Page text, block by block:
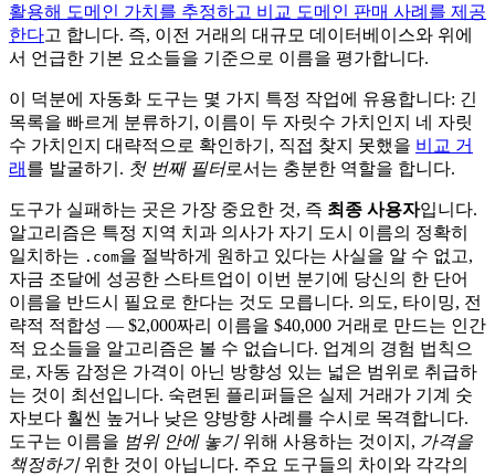
활용해 도메인 가치를 추정하고 비교 도메인 판매 사례를 제공
한다고 합니다. 즉, 이전 거래의 대규모 데이터베이스와 위에
서 언급한 기본 요소들을 기준으로 이름을 평가합니다.
이 덕분에 자동화 도구는 몇 가지 특정 작업에 유용합니다: 긴
목록을 빠르게 분류하기, 이름이 두 자릿수 가치인지 네 자릿
수 가치인지 대략적으로 확인하기, 직접 찾지 못했을 비교 거
래 를 발굴하기. 첫 번째 필터로서는 충분한 역할을 합니다.
도구가 실패하는 곳은 가장 중요한 것, 즉 최종 사용자입니다.
알고리즘은 특정 지역 치과 의사가 자기 도시 이름의 정확히
일치하는 .com을 절박하게 원하고 있다는 사실을 알 수 없고,
자금 조달에 성공한 스타트업이 이번 분기에 당신의 한 단어
이름을 반드시 필요로 한다는 것도 모릅니다. 의도, 타이밍, 전
략적 적합성 — $2,000짜리 이름을 $40,000 거래로 만드는 인간
적 요소들을 알고리즘은 볼 수 없습니다. 업계의 경험 법칙으
로, 자동 감정은 가격이 아닌 방향성 있는 넓은 범위로 취급하
는 것이 최선입니다. 숙련된 플리퍼들은 실제 거래가 기계 숫
자보다 훨씬 높거나 낮은 양방향 사례를 수시로 목격합니다.
도구는 이름을 범위 안에 놓기위해 사용하는 것이지, 가격을
책정하기위한 것이 아닙니다. 주요 도구들의 차이와 각각의